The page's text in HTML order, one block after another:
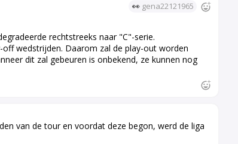
👀 gena22121965
rechtstreeks naar "C"-serie.
wedstrijden. Daarom zal de play-out worden
dit zal gebeuren is onbekend, ze kunnen nog
van de tour en voordat deze begon, werd de liga